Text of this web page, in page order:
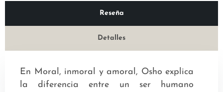
Reseña
Detalles
En Moral, inmoral y amoral, Osho explica
la diferencia entre un ser humano